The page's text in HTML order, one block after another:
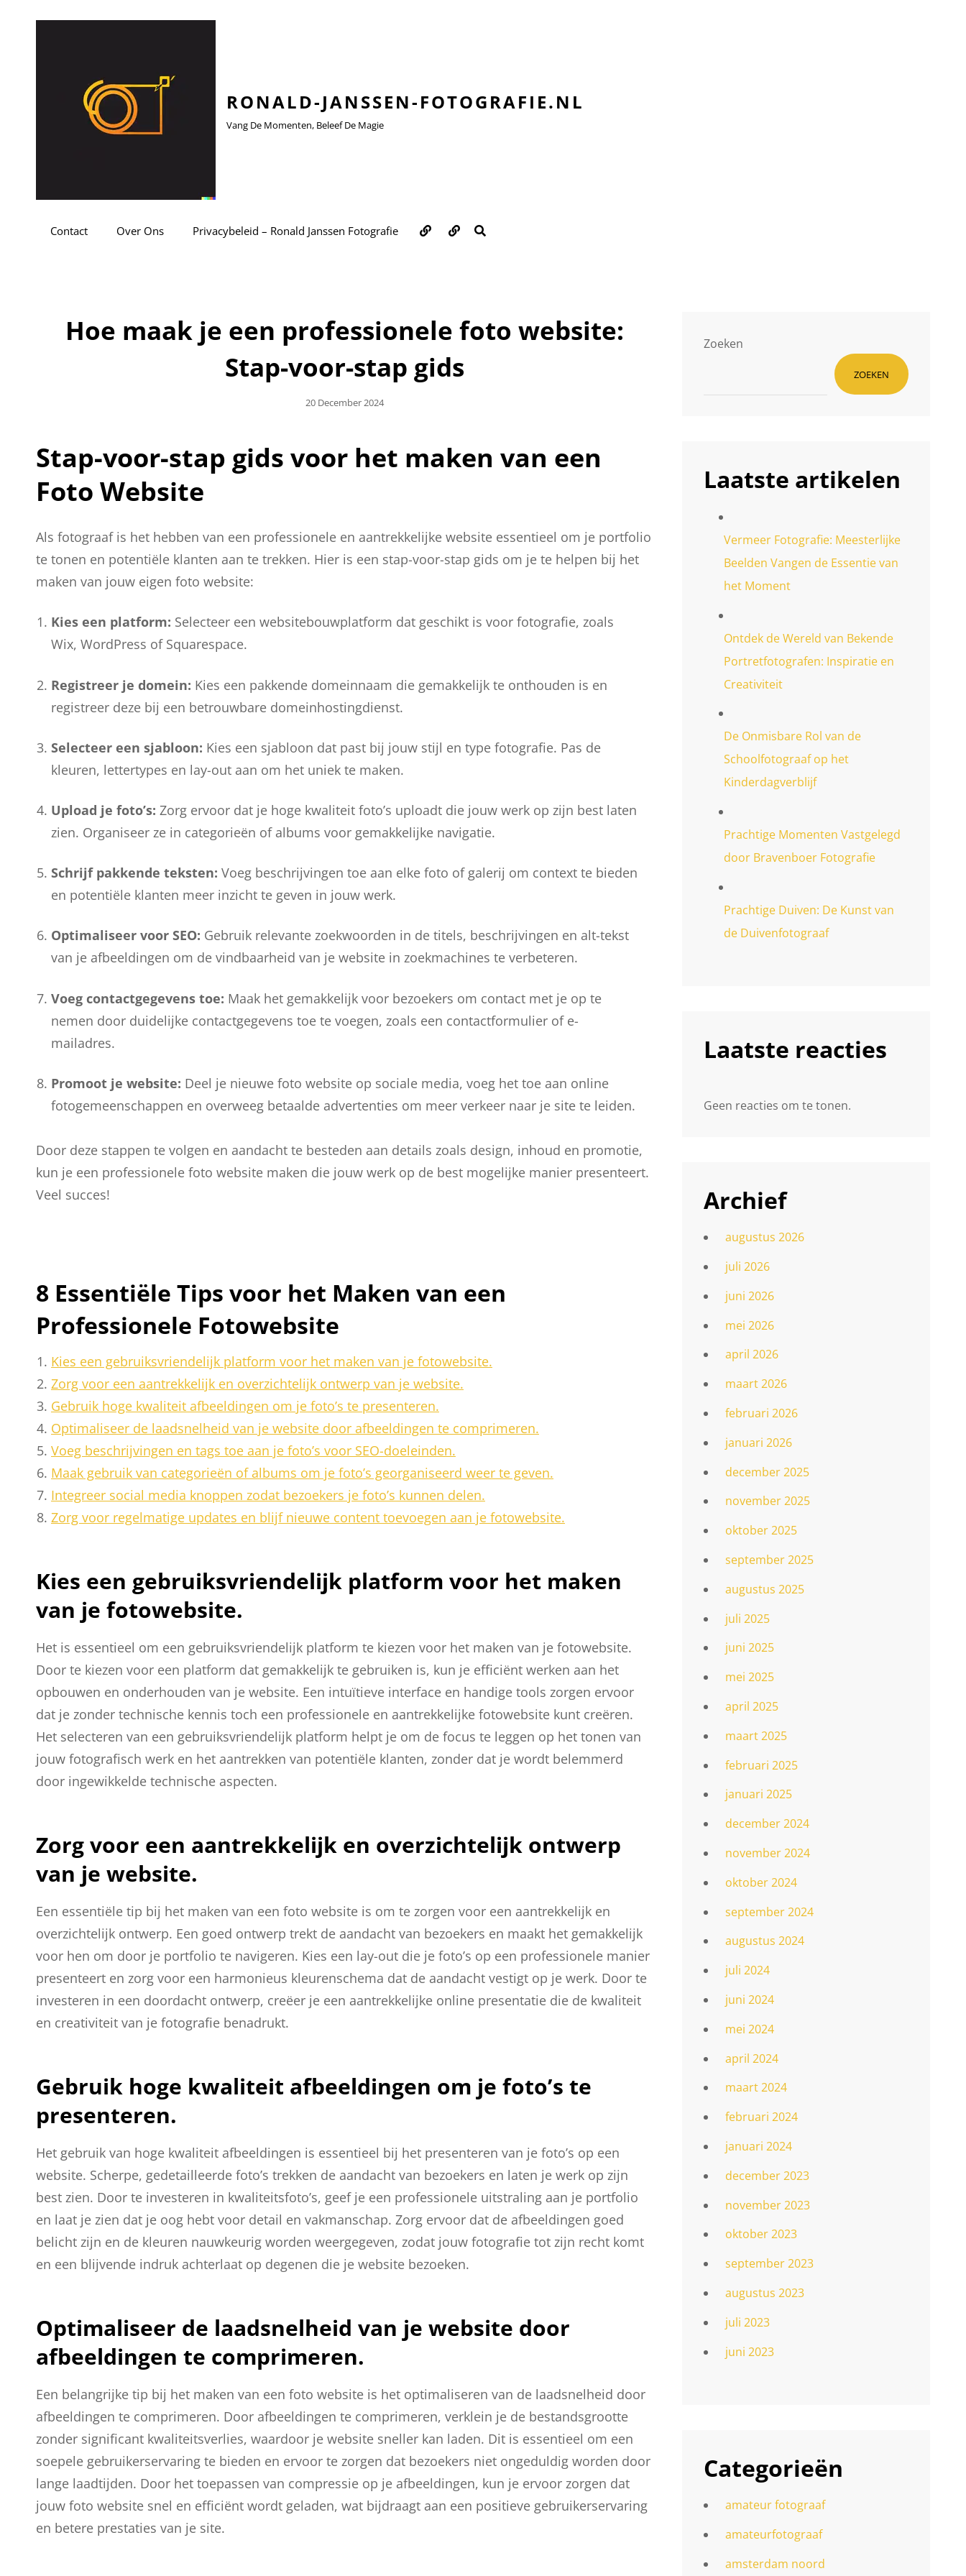
RONALD-JANSSEN-FOTOGRAFIE.NL
Vang De Momenten, Beleef De Magie
Contact Over Ons Privacybeleid – Ronald Janssen Fotografie Over
ons
Contact
Hoe maak je een professionele foto website:
Stap-voor-stap gids
Geplaatst
20 December 2024
Stap-voor-stap gids voor het maken van een
Foto Website
Als fotograaf is het hebben van een professionele en aantrekkelijke website essentieel om je portfolio
te tonen en potentiële klanten aan te trekken. Hier is een stap-voor-stap gids om je te helpen bij het
maken van jouw eigen foto website:
Kies een platform: Selecteer een websitebouwplatform dat geschikt is voor fotografie, zoals
Wix, WordPress of Squarespace.
Registreer je domein: Kies een pakkende domeinnaam die gemakkelijk te onthouden is en
registreer deze bij een betrouwbare domeinhostingdienst.
Selecteer een sjabloon: Kies een sjabloon dat past bij jouw stijl en type fotografie. Pas de
kleuren, lettertypes en lay-out aan om het uniek te maken.
Upload je foto’s: Zorg ervoor dat je hoge kwaliteit foto’s uploadt die jouw werk op zijn best laten
zien. Organiseer ze in categorieën of albums voor gemakkelijke navigatie.
Schrijf pakkende teksten: Voeg beschrijvingen toe aan elke foto of galerij om context te bieden
en potentiële klanten meer inzicht te geven in jouw werk.
Optimaliseer voor SEO: Gebruik relevante zoekwoorden in de titels, beschrijvingen en alt-tekst
van je afbeeldingen om de vindbaarheid van je website in zoekmachines te verbeteren.
Voeg contactgegevens toe: Maak het gemakkelijk voor bezoekers om contact met je op te
nemen door duidelijke contactgegevens toe te voegen, zoals een contactformulier of e-
mailadres.
Promoot je website: Deel je nieuwe foto website op sociale media, voeg het toe aan online
fotogemeenschappen en overweeg betaalde advertenties om meer verkeer naar je site te leiden.
Door deze stappen te volgen en aandacht te besteden aan details zoals design, inhoud en promotie,
kun je een professionele foto website maken die jouw werk op de best mogelijke manier presenteert.
Veel succes!
8 Essentiële Tips voor het Maken van een
Professionele Fotowebsite
Kies een gebruiksvriendelijk platform voor het maken van je fotowebsite.
Zorg voor een aantrekkelijk en overzichtelijk ontwerp van je website.
Gebruik hoge kwaliteit afbeeldingen om je foto’s te presenteren.
Optimaliseer de laadsnelheid van je website door afbeeldingen te comprimeren.
Voeg beschrijvingen en tags toe aan je foto’s voor SEO-doeleinden.
Maak gebruik van categorieën of albums om je foto’s georganiseerd weer te geven.
Integreer social media knoppen zodat bezoekers je foto’s kunnen delen.
Zorg voor regelmatige updates en blijf nieuwe content toevoegen aan je fotowebsite.
Kies een gebruiksvriendelijk platform voor het maken
van je fotowebsite.
Het is essentieel om een gebruiksvriendelijk platform te kiezen voor het maken van je fotowebsite.
Door te kiezen voor een platform dat gemakkelijk te gebruiken is, kun je efficiënt werken aan het
opbouwen en onderhouden van je website. Een intuïtieve interface en handige tools zorgen ervoor
dat je zonder technische kennis toch een professionele en aantrekkelijke fotowebsite kunt creëren.
Het selecteren van een gebruiksvriendelijk platform helpt je om de focus te leggen op het tonen van
jouw fotografisch werk en het aantrekken van potentiële klanten, zonder dat je wordt belemmerd
door ingewikkelde technische aspecten.
Zorg voor een aantrekkelijk en overzichtelijk ontwerp
van je website.
Een essentiële tip bij het maken van een foto website is om te zorgen voor een aantrekkelijk en
overzichtelijk ontwerp. Een goed ontwerp trekt de aandacht van bezoekers en maakt het gemakkelijk
voor hen om door je portfolio te navigeren. Kies een lay-out die je foto’s op een professionele manier
presenteert en zorg voor een harmonieus kleurenschema dat de aandacht vestigt op je werk. Door te
investeren in een doordacht ontwerp, creëer je een aantrekkelijke online presentatie die de kwaliteit
en creativiteit van je fotografie benadrukt.
Gebruik hoge kwaliteit afbeeldingen om je foto’s te
presenteren.
Het gebruik van hoge kwaliteit afbeeldingen is essentieel bij het presenteren van je foto’s op een
website. Scherpe, gedetailleerde foto’s trekken de aandacht van bezoekers en laten je werk op zijn
best zien. Door te investeren in kwaliteitsfoto’s, geef je een professionele uitstraling aan je portfolio
en laat je zien dat je oog hebt voor detail en vakmanschap. Zorg ervoor dat de afbeeldingen goed
belicht zijn en de kleuren nauwkeurig worden weergegeven, zodat jouw fotografie tot zijn recht komt
en een blijvende indruk achterlaat op degenen die je website bezoeken.
Optimaliseer de laadsnelheid van je website door
afbeeldingen te comprimeren.
Een belangrijke tip bij het maken van een foto website is het optimaliseren van de laadsnelheid door
afbeeldingen te comprimeren. Door afbeeldingen te comprimeren, verklein je de bestandsgrootte
zonder significant kwaliteitsverlies, waardoor je website sneller kan laden. Dit is essentieel om een
soepele gebruikerservaring te bieden en ervoor te zorgen dat bezoekers niet ongeduldig worden door
lange laadtijden. Door het toepassen van compressie op je afbeeldingen, kun je ervoor zorgen dat
jouw foto website snel en efficiënt wordt geladen, wat bijdraagt aan een positieve gebruikerservaring
en betere prestaties van je site.
Zoeken
ZOEKEN
Laatste artikelen
Vermeer Fotografie: Meesterlijke
Beelden Vangen de Essentie van
het Moment
Ontdek de Wereld van Bekende
Portretfotografen: Inspiratie en
Creativiteit
De Onmisbare Rol van de
Schoolfotograaf op het
Kinderdagverblijf
Prachtige Momenten Vastgelegd
door Bravenboer Fotografie
Prachtige Duiven: De Kunst van
de Duivenfotograaf
Laatste reacties
Geen reacties om te tonen.
Archief
augustus 2026
juli 2026
juni 2026
mei 2026
april 2026
maart 2026
februari 2026
januari 2026
december 2025
november 2025
oktober 2025
september 2025
augustus 2025
juli 2025
juni 2025
mei 2025
april 2025
maart 2025
februari 2025
januari 2025
december 2024
november 2024
oktober 2024
september 2024
augustus 2024
juli 2024
juni 2024
mei 2024
april 2024
maart 2024
februari 2024
januari 2024
december 2023
november 2023
oktober 2023
september 2023
augustus 2023
juli 2023
juni 2023
Categorieën
amateur fotograaf
amateurfotograaf
amsterdam noord